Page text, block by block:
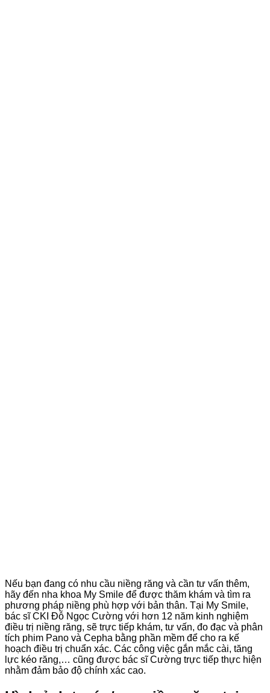
Nếu bạn đang có nhu cầu niềng răng và cần tư vấn thêm,
hãy đến nha khoa My Smile để được thăm khám và tìm ra
phương pháp niềng phù hợp với bản thân. Tại My Smile,
bác sĩ CKI Đỗ Ngọc Cường với hơn 12 năm kinh nghiệm
điều trị niềng răng, sẽ trực tiếp khám, tư vấn, đo đạc và phân
tích phim Pano và Cepha bằng phần mềm để cho ra kế
hoạch điều trị chuẩn xác. Các công việc gắn mắc cài, tăng
lực kéo răng,… cũng được bác sĩ Cường trực tiếp thực hiện
nhằm đảm bảo độ chính xác cao.